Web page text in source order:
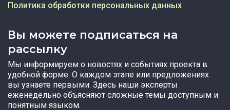
Вы можете подписаться на
рассылку
Мы информируем о новостях и событиях проекта в
удобной форме. О каждом этапе или предложениях
вы узнаете первыми. Здесь наши эксперты
еженедельно объясняют сложные темы доступным и
понятным языком.
Политика обработки персональных данных